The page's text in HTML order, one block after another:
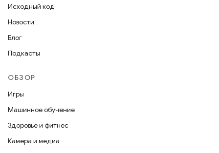
Исходный код
Новости
Блог
Подкасты
ОБЗОР
Игры
Машинное обучение
Здоровье и фитнес
Камера и медиа